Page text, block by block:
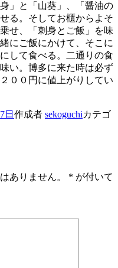
」と「山葵」、「醤油の
る。そしてお櫃からよそ
せ、「刺身とご飯」を味
にご飯にかけて、そこに
して食べる。二通りの食
い。博多に来た時は必ず
００円に値上がりしてい
日 作成者 sekoguchiカテゴ
ありません。 * が付いて